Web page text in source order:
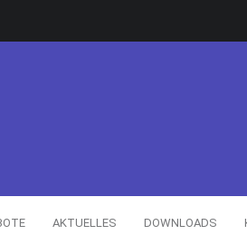
AKTUELLES DOWNLOADS